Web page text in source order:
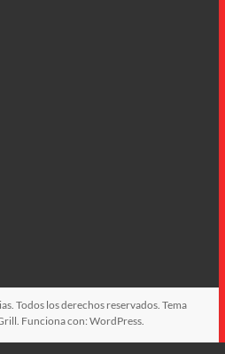
. Todos los derechos reservados. Tema
Funciona con:WordPress.